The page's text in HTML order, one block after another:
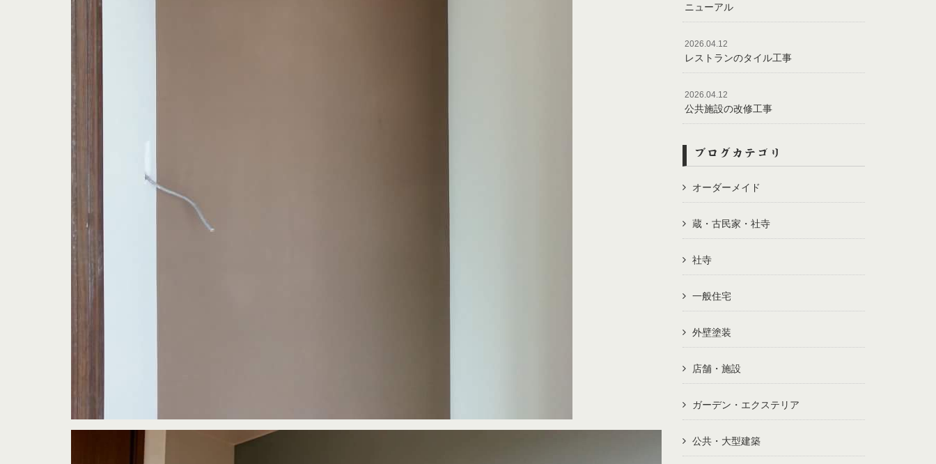
ニューアル
2026.04.12
レストランのタイル工事
2026.04.12
公共施設の改修工事
ブログカテゴリ
オーダーメイド
蔵・古民家・社寺
社寺
一般住宅
外壁塗装
店舗・施設
ガーデン・エクステリア
公共・大型建築